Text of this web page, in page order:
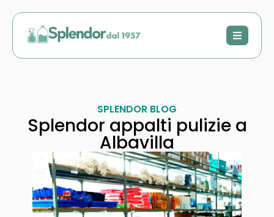
SPLENDOR BLOG
Splendor appalti pulizie a
Albavilla